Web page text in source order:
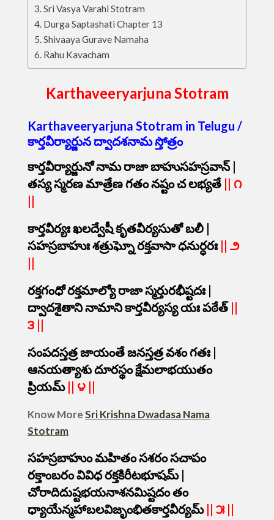
Sri Vasya Varahi Stotram
Durga Saptashati Chapter 13
Shivaaya Gurave Namaha
Rahu Kavacham
Karthaveeryarjuna Stotram
Karthaveeryarjuna Stotram in Telugu /
కార్తవీర్యార్జున ద్వాదశనామ స్తోత్రం
కార్తవీర్యార్జునో నామ రాజా బాహుసహస్రవాన్ |
తస్య స్మరణ మాత్రేణ గతం నష్టం చ లభ్యతే || ౧
||
కార్తవీర్యః ఖలద్వేషీ కృతవీర్యసుతో బలీ |
సహస్రబాహుః శత్రుఘ్నో రక్తవాసా ధనుర్ధరః || ౨
||
రక్తగంధో రక్తమాల్యో రాజా స్మర్తురభీష్టదః |
ద్వాదశైతాని నామాని కార్తవీర్యస్య యః పఠేత్ ||
౩ ||
సంపదస్తత్ర జాయంతే జనస్తత్ర వశం గతః |
ఆనయత్యాశు దూరస్థం క్షేమలాభయుతం
ప్రియమ్ || ౪ ||
Know MoreSri Krishna Dwadasa Nama
Stotram
సహస్రబాహుం మహితం సశరం సచాపం
రక్తాంబరం వివిధ రక్తకిరీటభూషమ్ |
చోరాదిదుష్టభయనాశనమిష్టదం తం
ధ్యాయేన్మహాబలవిజృంభితకార్తవీర్యమ్|| ౫ ||